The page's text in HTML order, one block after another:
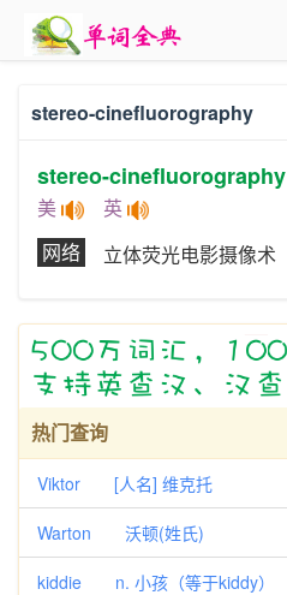
stereo-cinefluorography
stereo-cinefluorography
美 英
网络 立体荧光电影摄像术
热门查询
Viktor [人名] 维克托
Warton 沃顿(姓氏)
kiddie n. 小孩（等于kiddy）